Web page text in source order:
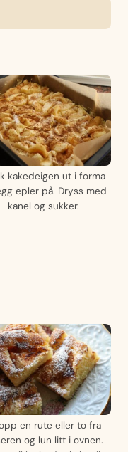
kakedeigen ut i forma
epler på. Dryss med
kanel og sukker.
en rute eller to fra
og lun litt i ovnen.